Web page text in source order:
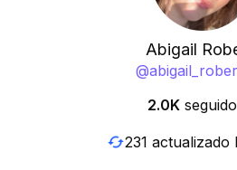
Abigail
@
2.0K
231 actualizado